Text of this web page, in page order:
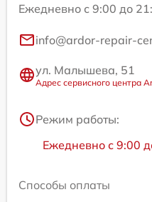
Ежедневно с 9:00 до
info@ardor-repair-
ул. Малышева, 51
Адрес сервисного центра
Режим работы:
Ежедневно с 9:00
Способы оплаты